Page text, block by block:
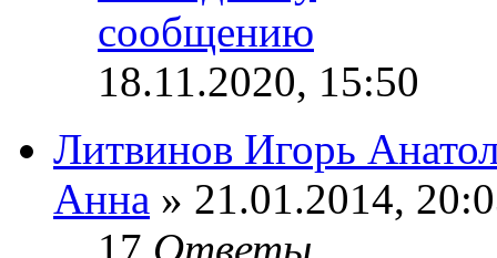
18.11.2020, 15:50
Литвинов Игорь
Анна » 21.01.2014,
17 Ответы